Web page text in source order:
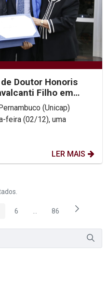
Doutor Honoris
Filho em
(Unicap)
feira (02/12), uma
LER MAIS
Usar ABA para navegar.
Página
6 Páginas intermediárias
Página
86